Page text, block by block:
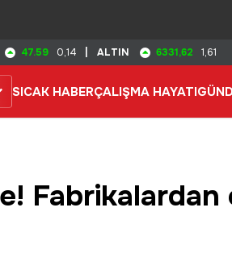
47.59 0,14 ALTIN 6331,62 1,61
SICAK HABERÇALIŞMA HAYATI
Fabrikalardan